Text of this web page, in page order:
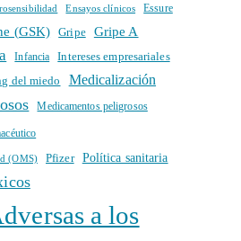
Ensayos clínicos Essure
(GSK) Gripe Gripe A
Infancia
Intereses empresariales
del miedo Medicalización
Medicamentos peligrosos
(OMS) Pfizer Política sanitaria
a los